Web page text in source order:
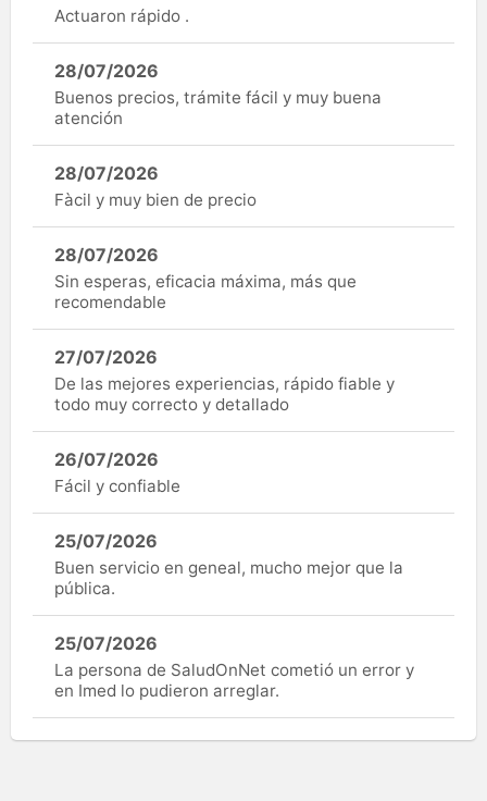
Actuaron rápido .
28/07/2026
Buenos precios, trámite fácil y muy buena
atención
28/07/2026
Fàcil y muy bien de precio
28/07/2026
Sin esperas, eficacia máxima, más que
recomendable
27/07/2026
De las mejores experiencias, rápido fiable y
todo muy correcto y detallado
26/07/2026
Fácil y confiable
25/07/2026
Buen servicio en geneal, mucho mejor que la
pública.
25/07/2026
La persona de SaludOnNet cometió un error y
en Imed lo pudieron arreglar.